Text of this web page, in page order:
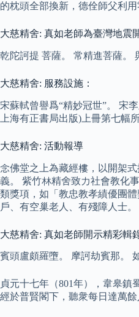
的枕頭全部換新，德佺師父利
大慈精舍: 真如老師為臺灣地震
乾陀訶提 菩薩。 常精進菩薩。
大慈精舍: 服務設施：
宋蘇軾曾譽爲“精妙冠世”。 宋
上海有正書局出版)上冊第七幅
大慈精舍: 活動報導
念佛堂之上為藏經樓，以開架
義。 紫竹林精舍致力社會教化
類獎項，如「教忠教孝績優團
戶、有空巢老人、有殘障人士。
大慈精舍: 真如老師開示精彩輯
賓頭盧頗羅墮。 摩訶劫賓那。
貞元十七年（801年），韋皋
經於普賢閣下，聽衆每日達萬